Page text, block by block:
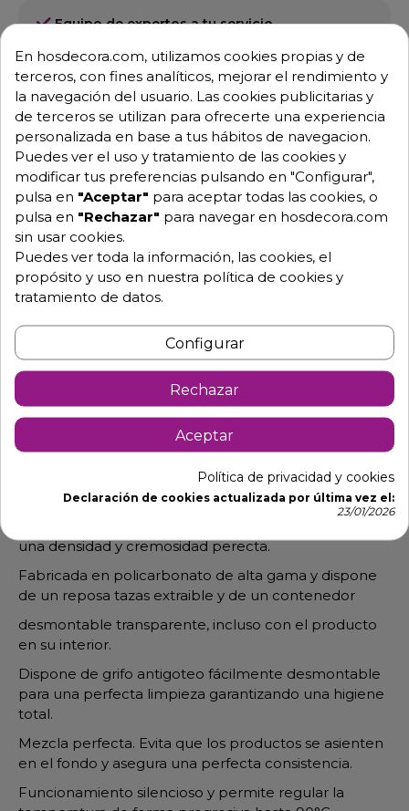
Equipo de expertos a tu servicio.
Pago 100% seguro.
Consulta tus dudas con nosotros.
976 25 59 91
info@hosdecora.com
Hablemos
Pide tu presupuesto
Descripción Detalles de producto
Chocolatera ideal para mezclar y calentar cualquier
tipo de bebida (té, café, leche, etc.)
una densidad y cremosidad perecta.
Fabricada en policarbonato de alta gama y dispone
de un reposa tazas extraible y de un contenedor
desmontable transparente, incluso con el producto
en su interior.
Dispone de grifo antigoteo fácilmente desmontable
para una perfecta limpieza garantizando una higiene
total.
Mezcla perfecta. Evita que los productos se asienten
en el fondo y asegura una perfecta consistencia.
Funcionamiento silencioso y permite regular la
En hosdecora.com, utilizamos cookies propias y de
terceros, con fines analíticos, mejorar el rendimiento y
la navegación del usuario. Las cookies publicitarias y
de terceros se utilizan para ofrecerte una experiencia
personalizada en base a tus hábitos de navegacion.
Puedes ver el uso y tratamiento de las cookies y
modificar tus preferencias pulsando en "Configurar",
pulsa en "Aceptar" para aceptar todas las cookies, o
pulsa en "Rechazar" para navegar en hosdecora.com
sin usar cookies.
Puedes ver toda la información, las cookies, el
propósito y uso en nuestra política de cookies y
tratamiento de datos.
Configurar
Rechazar
Aceptar
Política de privacidad y cookies
Declaración de cookies actualizada por última vez el:
23/01/2026